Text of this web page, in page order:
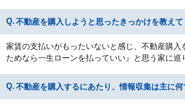
不動産を購入しようと思ったきっかけを教えて
家賃の支払いがもったいないと感じ、不動産購入
ためなら一生ローンを払っていい』と思う家に巡
不動産を購入するにあたり、情報収集は主に何